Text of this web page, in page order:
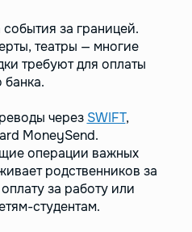
за границей.
театры — многие
требуют для оплаты
банка.
через SWIFT,
MoneySend.
операции важных
родственников за
за работу или
студентам.